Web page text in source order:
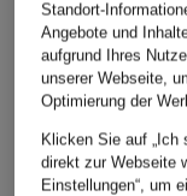
Standort-
Angebote und
aufgrund Ihres
unserer Webseite,
Optimierung der
Klicken Sie auf „Ich
direkt zur Webseite
Einstellungen“, um